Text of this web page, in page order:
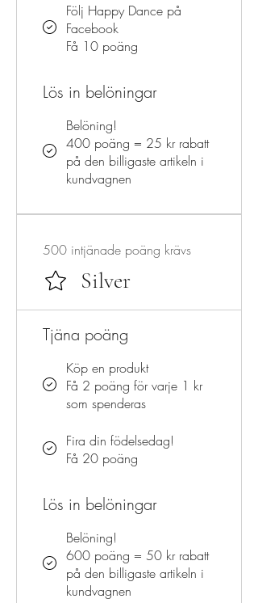
Följ Happy Dance på
Facebook
Få 10 poäng
Lös in belöningar
Belöning!
400 poäng = 25 kr rabatt
på den billigaste artikeln i
kundvagnen
Silver
500 intjänade poäng krävs
Tjäna poäng
Köp en produkt
Få 2 poäng för varje 1 kr
som spenderas
Fira din födelsedag!
Få 20 poäng
Lös in belöningar
Belöning!
600 poäng = 50 kr rabatt
på den billigaste artikeln i
kundvagnen